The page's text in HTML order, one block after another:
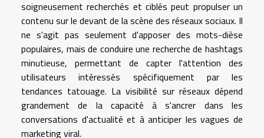
soigneusement recherchés et ciblés peut propulser un
contenu sur le devant de la scène des réseaux sociaux. Il
ne s'agit pas seulement d'apposer des mots-dièse
populaires, mais de conduire une recherche de hashtags
minutieuse, permettant de capter l'attention des
utilisateurs intéressés spécifiquement par les
tendances tatouage. La visibilité sur réseaux dépend
grandement de la capacité à s'ancrer dans les
conversations d'actualité et à anticiper les vagues de
marketing viral.